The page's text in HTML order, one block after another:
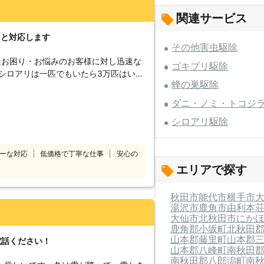
対応します
困り・お悩みのお客様に対し迅速な
ロアリは一匹でもいたら3万匹はいる
常にお客様目線での作業を心掛けて
パートや
ロアリなのかな？床がぶよぶよす
い。ささいなことでも一度シロアリ
ださい。
な対応 低価格で丁寧な仕事 安心の
ください！
関連サービス
その他害虫駆除
ゴキブリ駆除
蜂の巣駆除
ダニ・ノミ・トコジ
シロアリ駆除
エリアで探す
秋田市能代市横手市
湯沢市鹿角市由利本
大仙市北秋田市にか
鹿角郡小坂町北秋田
山本郡藤里町山本郡
山本郡八峰町南秋田
南秋田郡八郎潟町南